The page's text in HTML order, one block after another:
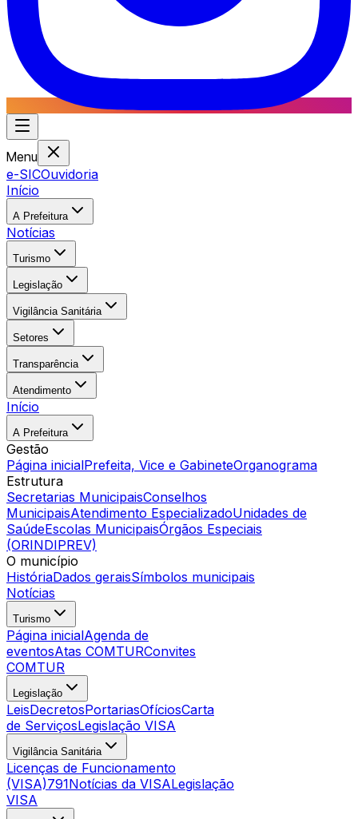
Menu
e-SICOuvidoria
Início
A Prefeitura
Notícias
Turismo
Legislação
Vigilância Sanitária
Setores
Transparência
Atendimento
Início
A Prefeitura
Gestão
Página inicialPrefeita, Vice e GabineteOrganograma
Estrutura
Secretarias MunicipaisConselhos
MunicipaisAtendimento EspecializadoUnidades de
SaúdeEscolas MunicipaisÓrgãos Especiais
(ORINDIPREV)
O município
HistóriaDados geraisSímbolos municipais
Notícias
Turismo
Página inicialAgenda de
eventosAtas COMTURConvites
COMTUR
Legislação
LeisDecretosPortariasOfíciosCarta
de ServiçosLegislação VISA
Vigilância Sanitária
Licenças de Funcionamento
(VISA)791Notícias da VISALegislação
VISA